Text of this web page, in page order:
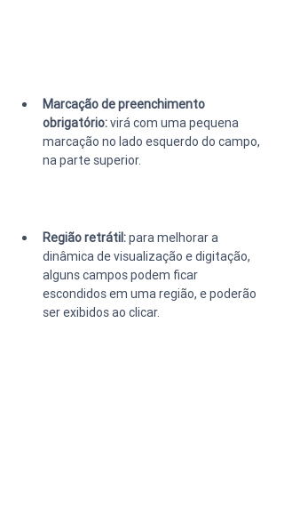
Marcação de preenchimento
obrigatório: virá com uma pequena
marcação no lado esquerdo do campo,
na parte superior.
Região retrátil: para melhorar a
dinâmica de visualização e digitação,
alguns campos podem ficar
escondidos em uma região, e poderão
ser exibidos ao clicar.